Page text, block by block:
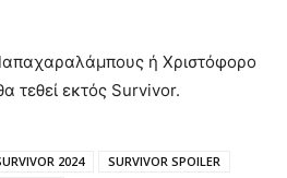
ή Χριστόφορο
τεθεί εκτός Survivor.
2024
SURVIVOR SPOILER